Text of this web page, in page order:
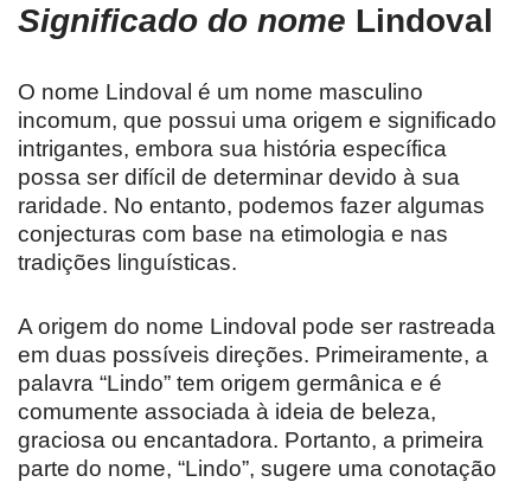
Significado do nome Lindoval
O nome Lindoval é um nome masculino
incomum, que possui uma origem e significado
intrigantes, embora sua história específica
possa ser difícil de determinar devido à sua
raridade. No entanto, podemos fazer algumas
conjecturas com base na etimologia e nas
tradições linguísticas.
A origem do nome Lindoval pode ser rastreada
em duas possíveis direções. Primeiramente, a
palavra “Lindo” tem origem germânica e é
comumente associada à ideia de beleza,
graciosa ou encantadora. Portanto, a primeira
parte do nome, “Lindo”, sugere uma conotação